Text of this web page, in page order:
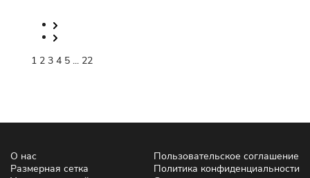
1 2 3 4 5 ... 22
О нас
Размерная сетка
Пользовательское соглашение
Политика конфиденциальности